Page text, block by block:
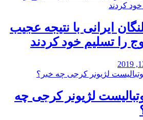
ایرانی با نتیجه عجیب
را تسلیم خود کردند
لژیونر کرجی چه